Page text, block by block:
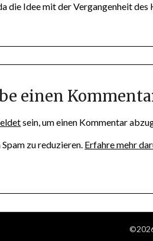
die Idee mit der Vergangenheit des
einen
sein, um einen Kommentar
zu reduzieren. Erfahre mehr